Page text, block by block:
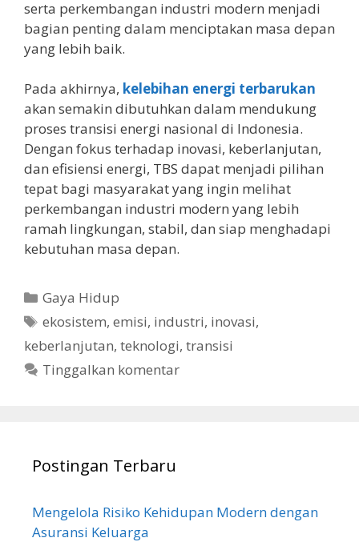
serta perkembangan industri modern menjadi
bagian penting dalam menciptakan masa depan
yang lebih baik.
Pada akhirnya, kelebihan energi terbarukan
akan semakin dibutuhkan dalam mendukung
proses transisi energi nasional di Indonesia.
Dengan fokus terhadap inovasi, keberlanjutan,
dan efisiensi energi, TBS dapat menjadi pilihan
tepat bagi masyarakat yang ingin melihat
perkembangan industri modern yang lebih
ramah lingkungan, stabil, dan siap menghadapi
kebutuhan masa depan.
Kategori
Gaya Hidup
Tag
ekosistem,emisi, industri, inovasi,
keberlanjutan, teknologi, transisi
Tinggalkan komentar
Postingan Terbaru
Mengelola Risiko Kehidupan Modern dengan
Asuransi Keluarga